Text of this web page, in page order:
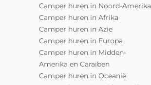
Camper huren in Noord-Amerika
Camper huren in Afrika
Camper huren in Azie
Camper huren in Europa
Camper huren in Midden-
Amerika en Caraïben
Camper huren in Oceanië